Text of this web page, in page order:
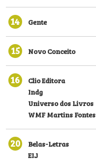
14 Gente
15 Novo Conceito
16
Clio Editora
Indg
Universo dos Livros
WMF Martins Fontes
20
Belas-Letras
EIJ